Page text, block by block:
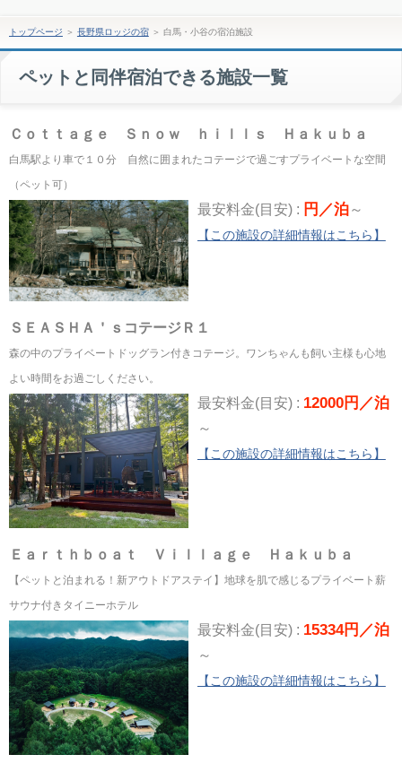
トップページ ＞ 長野県ロッジの宿＞ 白馬・小谷の宿泊施設
ペットと同伴宿泊できる施設一覧
Ｃｏｔｔａｇｅ Ｓｎｏｗ ｈｉｌｌｓ Ｈａｋｕｂａ
白馬駅より車で１０分 自然に囲まれたコテージで過ごすプライベートな空間
（ペット可）
最安料金(目安) : 円／泊～
【この施設の詳細情報はこちら】
ＳＥＡＳＨＡ＇ｓコテージＲ１
森の中のプライベートドッグラン付きコテージ。ワンちゃんも飼い主様も心地
よい時間をお過ごしください。
最安料金(目安) : 12000円／泊
～
【この施設の詳細情報はこちら】
Ｅａｒｔｈｂｏａｔ Ｖｉｌｌａｇｅ Ｈａｋｕｂａ
【ペットと泊まれる！新アウトドアステイ】地球を肌で感じるプライベート薪
サウナ付きタイニーホテル
最安料金(目安) : 15334円／泊
～
【この施設の詳細情報はこちら】